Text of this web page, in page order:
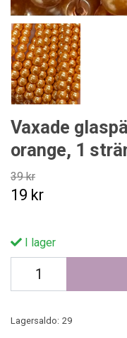
Vaxade
orange, 1
39 kr
19 kr
I lager
Lagersaldo: 29